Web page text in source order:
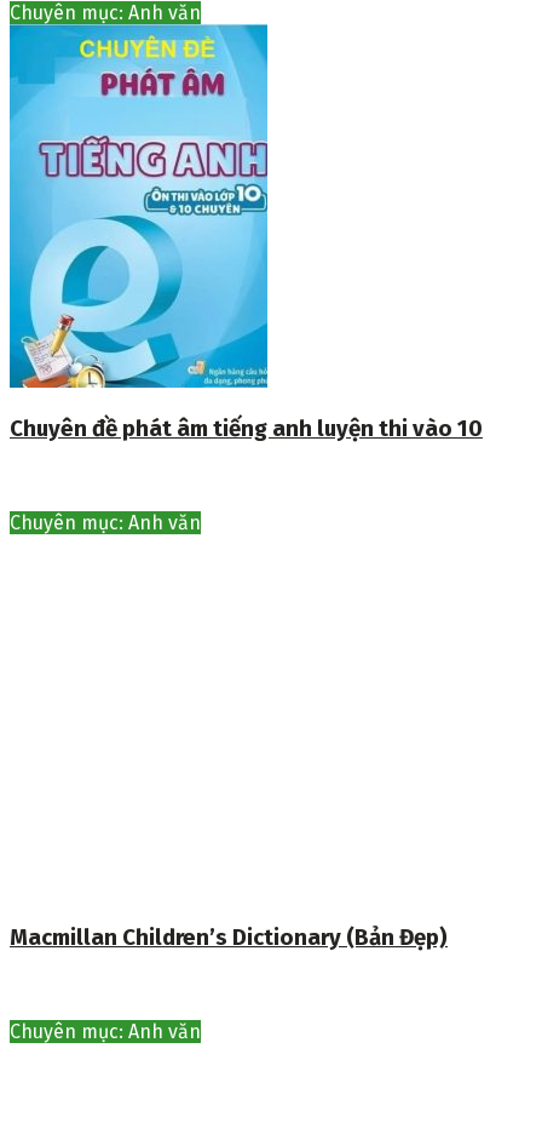
Chuyên mục: Anh văn
Chuyên đề phát âm tiếng anh luyện thi vào 10
Chuyên mục: Anh văn
Macmillan Children’s Dictionary (Bản Đẹp)
Chuyên mục: Anh văn